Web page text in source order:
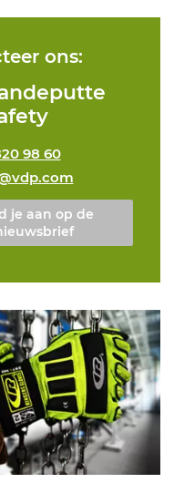
ons:
98 60
je aan op de